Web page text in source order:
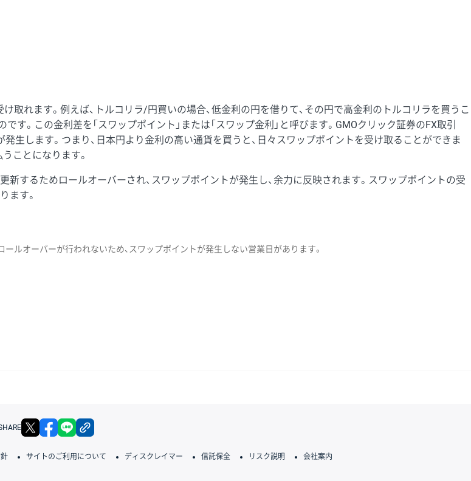
取れます。例えば、トルコリラ/円買いの場合、低金利の円を借りて、その円で高金利のトルコリラを買うこ
。この金利差を「スワップポイント」または「スワップ金利」と呼びます。GMOクリック証券のFX取引
生します。つまり、日本円より金利の高い通貨を買うと、日々スワップポイントを受け取ることができま
ことになります。
するためロールオーバーされ、スワップポイントが発生し、余力に反映されます。スワップポイントの受
ます。
ルオーバーが行われないため、スワップポイントが発生しない営業日があります。
X facebook
サイトのご利用について ディスクレイマー 信託保全 リスク説明 会社案内